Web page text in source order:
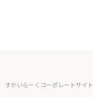
すかいらーくコーポレートサイト